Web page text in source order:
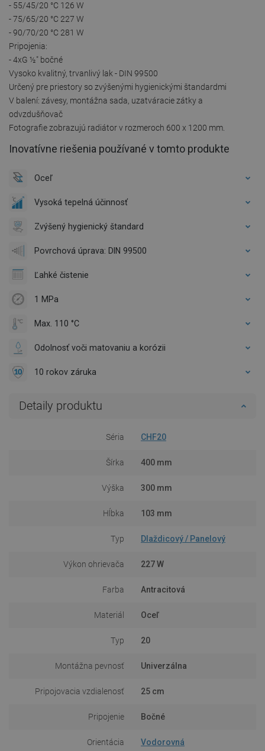
- 55/45/20 °C 126 W
- 75/65/20 °C 227 W
- 90/70/20 °C 281 W
Pripojenia:
- 4xG ½″ bočné
Vysoko kvalitný, trvanlivý lak - DIN 99500
Určený pre priestory so zvýšenými hygienickými štandardmi
V balení: závesy, montážna sada, uzatváracie zátky a
odvzdušňovač
Fotografie zobrazujú radiátor v rozmeroch 600 x 1200 mm.
Inovatívne riešenia používané v tomto produkte
Oceľ
Vysoká tepelná účinnosť
Zvýšený hygienický štandard
Povrchová úprava: DIN 99500
Ľahké čistenie
1 MPa
Max. 110 °C
Odolnosť voči matovaniu a korózii
10 rokov záruka
Detaily produktu
Séria CHF20
Šírka 400 mm
Výška 300 mm
Hĺbka 103 mm
Typ Dlaždicový / Panelový
Výkon ohrievača 227 W
Farba Antracitová
Materiál Oceľ
Typ 20
Montážna pevnosť Univerzálna
Pripojovacia vzdialenosť 25 cm
Pripojenie Bočné
Orientácia Vodorovná